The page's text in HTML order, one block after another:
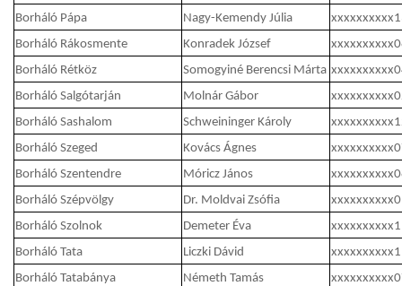
Borháló Pápa
Nagy-Kemendy Júlia
Borháló Rákosmente
Konradek József
Borháló Rétköz
Somogyiné Berencsi Márta
Borháló Salgótarján
Molnár Gábor
Borháló Sashalom
Schweininger Károly
Borháló Szeged
Kovács Ágnes
Borháló Szentendre
Móricz János
Borháló Szépvölgy
Dr. Moldvai Zsófia
Borháló Szolnok
Demeter Éva
Borháló Tata
Liczki Dávid
Borháló Tatabánya
Németh Tamás